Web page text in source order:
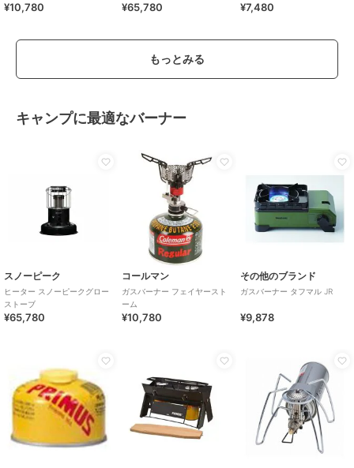
¥10,780 ¥65,780 ¥7,480
もっとみる
キャンプに最適なバーナー
スノーピーク
ヒーター スノーピークグロー
ストーブ
¥65,780
コールマン
ガスバーナー フェイヤースト
ーム
¥10,780
その他のブランド
ガスバーナー タフマル JR
¥9,878